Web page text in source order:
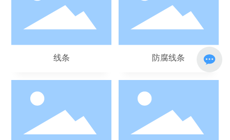
线条 防腐线条